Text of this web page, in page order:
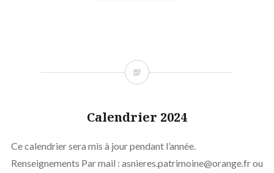
Calendrier 2024
Ce calendrier sera mis à jour pendant l’année.
Renseignements Par mail : asnieres.patrimoine@orange.fr ou